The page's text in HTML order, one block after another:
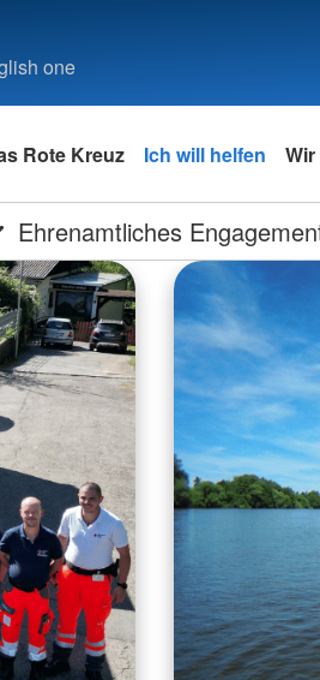
one
Rote Kreuz Ich will helfen
Ehrenamtliches